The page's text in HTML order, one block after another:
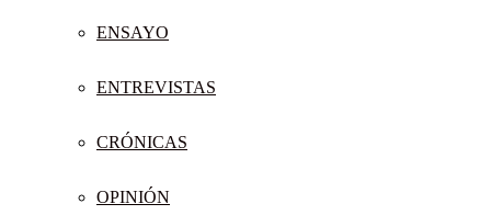
ENSAYO
ENTREVISTAS
CRÓNICAS
OPINIÓN